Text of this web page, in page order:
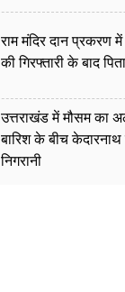
राम मंदिर दान प्रकरण
की गिरफ्तारी के बाद
उत्तराखंड में मौसम का
बारिश के बीच केदारनाथ
निगरानी